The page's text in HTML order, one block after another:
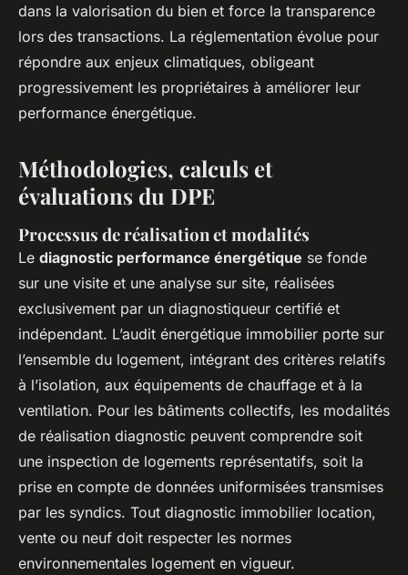
dans la valorisation du bien et force la transparence
lors des transactions. La réglementation évolue pour
répondre aux enjeux climatiques, obligeant
progressivement les propriétaires à améliorer leur
performance énergétique.
Méthodologies, calculs et
évaluations du DPE
Processus de réalisation et modalités
Le diagnostic performance énergétique se fonde
sur une visite et une analyse sur site, réalisées
exclusivement par un diagnostiqueur certifié et
indépendant. L’audit énergétique immobilier porte sur
l’ensemble du logement, intégrant des critères relatifs
à l’isolation, aux équipements de chauffage et à la
ventilation. Pour les bâtiments collectifs, les modalités
de réalisation diagnostic peuvent comprendre soit
une inspection de logements représentatifs, soit la
prise en compte de données uniformisées transmises
par les syndics. Tout diagnostic immobilier location,
vente ou neuf doit respecter les normes
environnementales logement en vigueur.